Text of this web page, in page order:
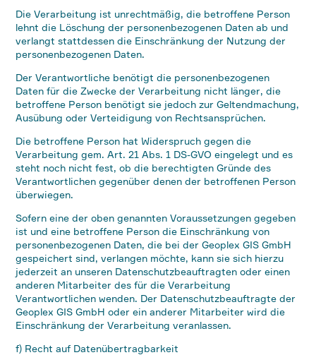
Die Verarbeitung ist unrechtmäßig, die betroffene Person
lehnt die Löschung der personenbezogenen Daten ab und
verlangt stattdessen die Einschränkung der Nutzung der
personenbezogenen Daten.
Der Verantwortliche benötigt die personenbezogenen
Daten für die Zwecke der Verarbeitung nicht länger, die
betroffene Person benötigt sie jedoch zur Geltendmachung,
Ausübung oder Verteidigung von Rechtsansprüchen.
Die betroffene Person hat Widerspruch gegen die
Verarbeitung gem. Art. 21 Abs. 1 DS-GVO eingelegt und es
steht noch nicht fest, ob die berechtigten Gründe des
Verantwortlichen gegenüber denen der betroffenen Person
überwiegen.
Sofern eine der oben genannten Voraussetzungen gegeben
ist und eine betroffene Person die Einschränkung von
personenbezogenen Daten, die bei der Geoplex GIS GmbH
gespeichert sind, verlangen möchte, kann sie sich hierzu
jederzeit an unseren Datenschutzbeauftragten oder einen
anderen Mitarbeiter des für die Verarbeitung
Verantwortlichen wenden. Der Datenschutzbeauftragte der
Geoplex GIS GmbH oder ein anderer Mitarbeiter wird die
Einschränkung der Verarbeitung veranlassen.
f) Recht auf Datenübertragbarkeit